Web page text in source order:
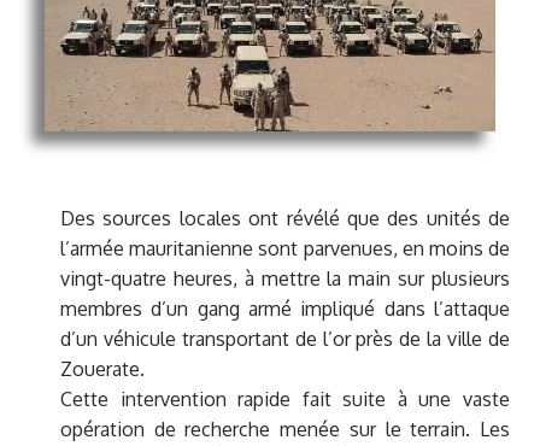
Des sources locales ont révélé que des unités de
l’armée mauritanienne sont parvenues, en moins de
vingt-quatre heures, à mettre la main sur plusieurs
membres d’un gang armé impliqué dans l’attaque
d’un véhicule transportant de l’or près de la ville de
Zouerate.
Cette intervention rapide fait suite à une vaste
opération de recherche menée sur le terrain. Les